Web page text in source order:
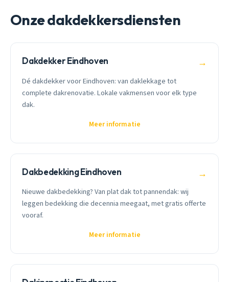
Onze dakdekkersdiensten
Dakdekker Eindhoven →
Dé dakdekker voor Eindhoven: van daklekkage tot
complete dakrenovatie. Lokale vakmensen voor elk type
dak.
Meer informatie
Dakbedekking Eindhoven →
Nieuwe dakbedekking? Van plat dak tot pannendak: wij
leggen bedekking die decennia meegaat, met gratis offerte
vooraf.
Meer informatie